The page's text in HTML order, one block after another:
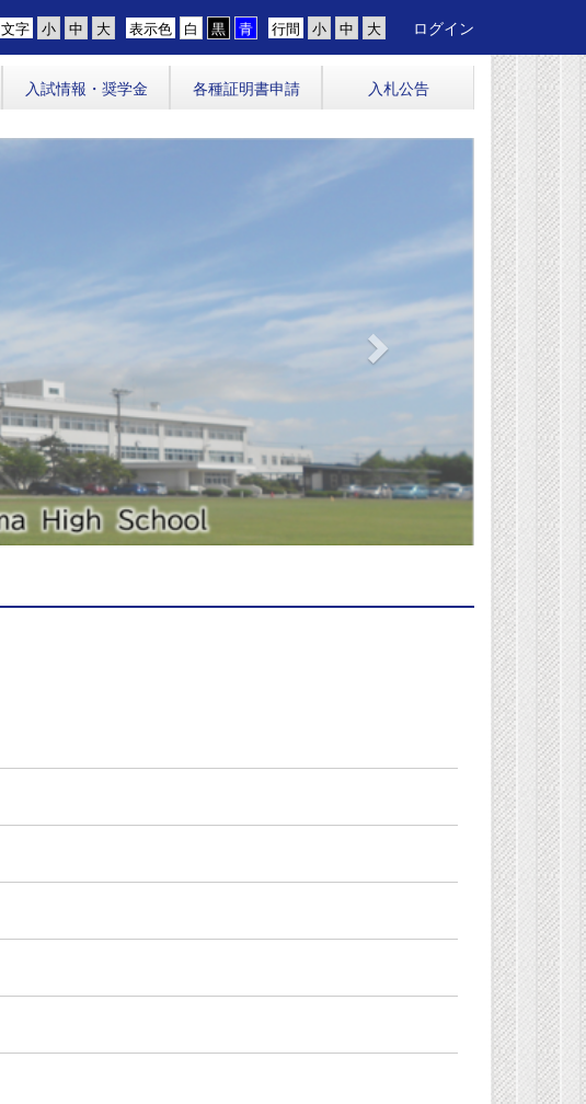
行間
表示色
文字 ログイン
入試情報・奨学金 各種証明書申請
入札公告
t